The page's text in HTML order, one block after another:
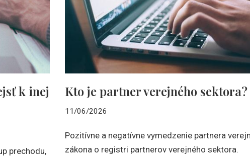
k inej
prechodu,
Kto je partner verejného sektora?
11/06/2026
Pozitívne a negatívne vymedzenie partnera
zákona o registri partnerov verejného sektora.